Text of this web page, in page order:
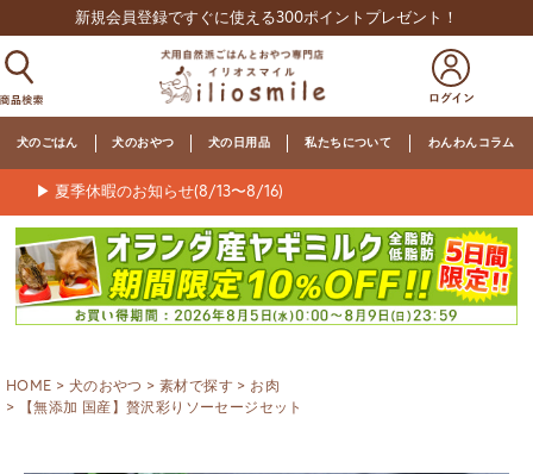
新規会員登録ですぐに使える300ポイントプレゼント！
犬のごはん 犬のおやつ 犬の日用品 私たちについて わんわんコラム
▶ 夏季休暇のお知らせ(8/13〜8/16)
HOME 犬のおやつ 素材で探す
お肉
【無添加 国産】贅沢彩りソーセージセット